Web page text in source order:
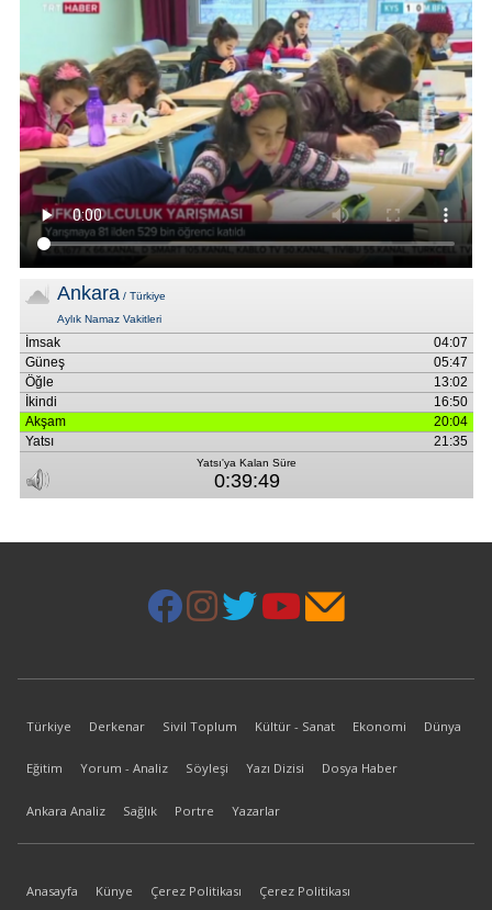
Türkiye Derkenar Sivil Toplum Kültür - Sanat Ekonomi Dünya
Eğitim Yorum - Analiz Söyleşi Yazı Dizisi Dosya Haber
Ankara Analiz Sağlık Portre Yazarlar
Anasayfa Künye Çerez Politikası Çerez Politikası